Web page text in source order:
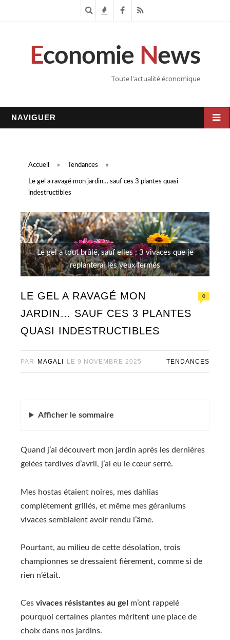
c n
s
F
c
R
S
Economie News
Toute l'actualité économique
NAVIGUER
Accueil » Tendances »
Le gel a ravagé mon jardin… sauf ces 3 plantes quasi
indestructibles
Le gel a tout brûlé, sauf elles : 3 vivaces que je
replanterai les yeux fermés
LE GEL A RAVAGÉ MON
JARDIN… SAUF CES 3 PLANTES
QUASI INDESTRUCTIBLES
0
PAR MAGALI LE 9 NOVEMBRE 2025 TENDANCES
Afficher le sommaire
Quand j’ai découvert mon jardin après les dernières
gelées tardives d’avril, j’ai eu le cœur serré.
Mes hostas étaient noires, mes dahlias
complètement grillés, et même mes géraniums
vivaces semblaient avoir rendu l’âme.
Pourtant, au milieu de cette désolation, trois
championnes se dressaient fièrement, comme si de
rien n’était.
Ces vivaces résistantes au gel
m’ont rappelé
pourquoi certaines plantes méritent une place de
choix dans nos jardins.